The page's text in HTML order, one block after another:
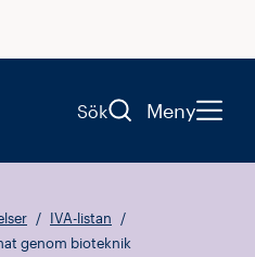
Sök Meny
IVA-listan
genom bioteknik